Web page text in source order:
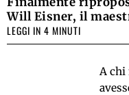
Will Eisner, il
LEGGI IN 4 MINUTI
A chi